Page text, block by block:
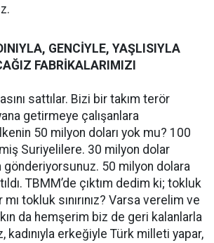
GENCİYLE, YAŞLISIYLA
FABRİKALARIMIZI
sattılar. Bizi bir takım terör
getirmeye çalışanlara
50 milyon doları yok mu? 100
Suriyelilere. 30 milyon dolar
gönderiyorsunuz. 50 milyon dolara
TBMM’de çıktım dedim ki; tokluk
mı tokluk sınırınız? Varsa verelim ve
da hemşerim biz de geri kalanlarla
kadınıyla erkeğiyle Türk milleti yapar,